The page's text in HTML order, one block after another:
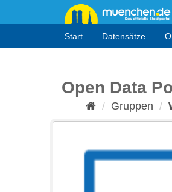
Start Datensätze
Open Data
Gruppen